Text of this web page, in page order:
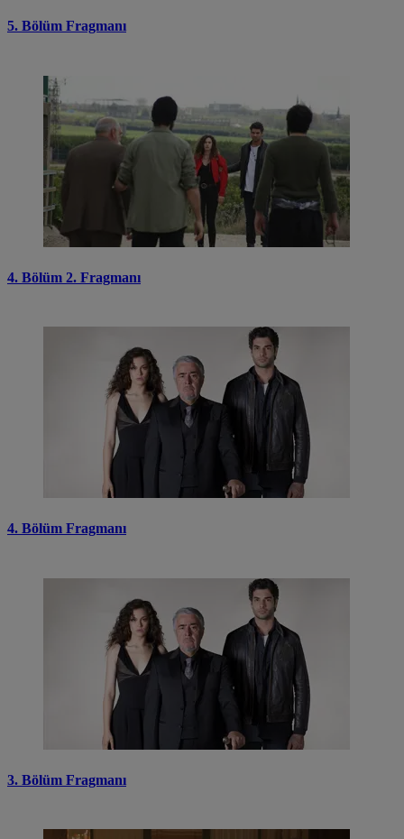
5. Bölüm Fragmanı
4. Bölüm 2. Fragmanı
4. Bölüm Fragmanı
3. Bölüm Fragmanı